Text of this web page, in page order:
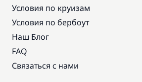
Условия по круизам
Условия по бербоут
Наш Блог
FAQ
Связаться с нами